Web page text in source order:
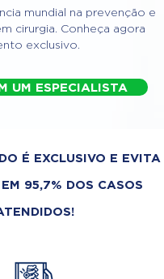
mundial na prevenção e
cirurgia. Conheça agora
exclusivo.
UM ESPECIALISTA
É EXCLUSIVO E EVITA
95,7% DOS CASOS